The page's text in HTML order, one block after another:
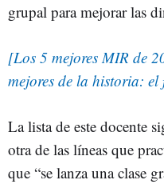
grupal para mejorar las
[Los 5 mejores MIR de
mejores de la historia:
La lista de este docente
otra de las líneas que
que “se lanza una clase